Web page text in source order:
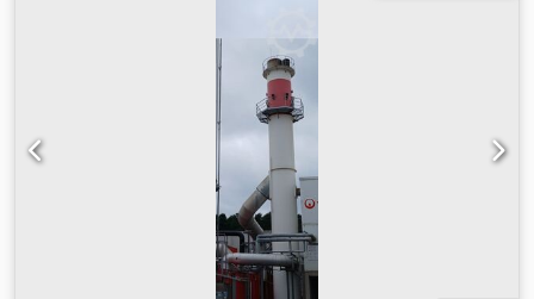
méretezve. Praktikus kerekekkel felszerelve. Credpfet Ua
Arex Adqef Arx rendszereink jelentősen csökkentik a
szennyeződéseket és a szagokat, garantálják a munkahelyi
mikroklíma kiváló komfortját, alacsony zajterheléssel, így
hatékony és eredményes légkezelő rendszerrel
rendelkeznek. Az Arx-2000 lézergép légtisztító szűrője
üvegszálas és poliészter szűrőrendszerrel van felszerelve,
amelyhez 12 hengeres aktívszenes, merev zsebszűrő
hozzáadására van lehetőség. Az érintőképernyős vezérlővel
könnyen be- és kikapcsolható a légtisztító, ellenőrizhető a
szűrő állapota és az üzemóra. Áramlási sebesség 2000